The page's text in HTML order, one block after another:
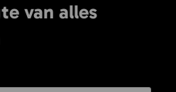
van alles